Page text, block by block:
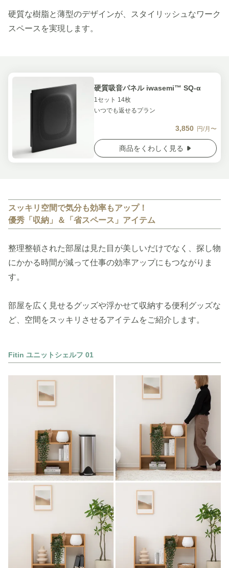
硬質な樹脂と薄型のデザインが、スタイリッシュなワーク
スペースを実現します。
硬質吸音パネル iwasemi™ SQ-α
1セット 14枚
いつでも返せるプラン
3,850 円/月〜
商品をくわしく見る
スッキリ空間で気分も効率もアップ！
優秀「収納」＆「省スペース」アイテム
整理整頓された部屋は見た目が美しいだけでなく、探し物
にかかる時間が減って仕事の効率アップにもつながりま
す。
部屋を広く見せるグッズや浮かせて収納する便利グッズな
ど、空間をスッキリさせるアイテムをご紹介します。
Fitin ユニットシェルフ 01